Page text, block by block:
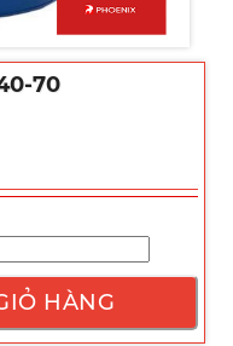
70
HÀNG